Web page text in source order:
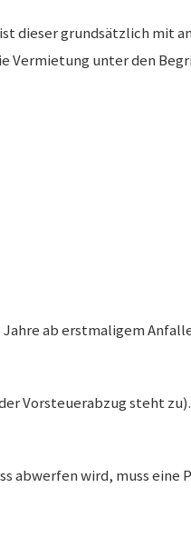
dieser grundsätzlich mit
unter den
ab erstmaligem
Vorsteuerabzug steht
abwerfen wird, muss eine